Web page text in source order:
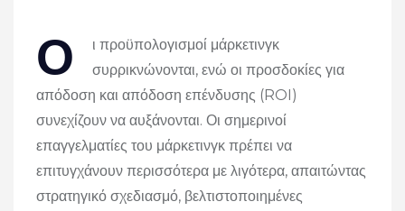
Ο
ι προϋπολογισμοί μάρκετινγκ
συρρικνώνονται, ενώ οι προσδοκίες για
απόδοση και απόδοση επένδυσης (ROI)
συνεχίζουν να αυξάνονται. Οι σημερινοί
επαγγελματίες του μάρκετινγκ πρέπει να
επιτυγχάνουν περισσότερα με λιγότερα, απαιτώντας
στρατηγικό σχεδιασμό, βελτιστοποιημένες